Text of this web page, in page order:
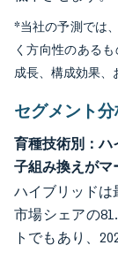
*当社の予測では
く方向性のある
成長、構成効果、
セグメント
育種技術別：ハ
子組み換えがマ
ハイブリッドは
市場シェアの
トでもあり、